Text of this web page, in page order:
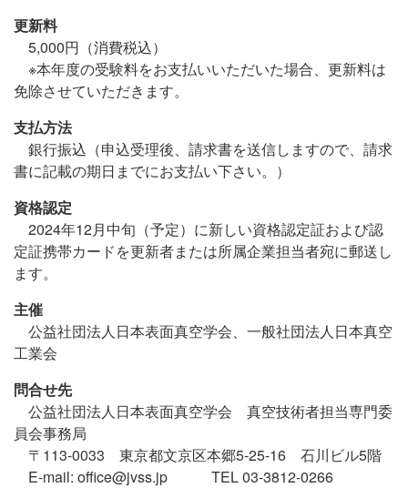
更新料
5,000円（消費税込）
※本年度の受験料をお支払いいただいた場合、更新料は
免除させていただきます。
支払方法
銀行振込（申込受理後、請求書を送信しますので、請求
書に記載の期日までにお支払い下さい。）
資格認定
2024年12月中旬（予定）に新しい資格認定証および認
定証携帯カードを更新者または所属企業担当者宛に郵送し
ます。
主催
公益社団法人日本表面真空学会、一般社団法人日本真空
工業会
問合せ先
公益社団法人日本表面真空学会 真空技術者担当専門委
員会事務局
〒113-0033 東京都文京区本郷5-25-16 石川ビル5階
E-mail: office@jvss.jp TEL 03-3812-0266